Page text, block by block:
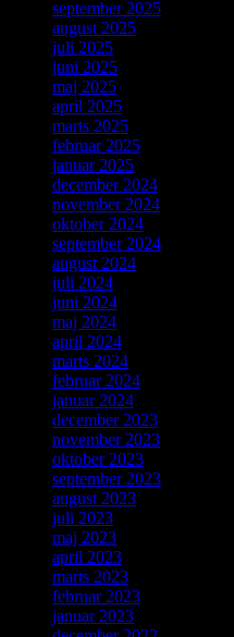
september 2025
august 2025
juli 2025
juni 2025
maj 2025
april 2025
marts 2025
februar 2025
januar 2025
december 2024
november 2024
oktober 2024
september 2024
august 2024
juli 2024
juni 2024
maj 2024
april 2024
marts 2024
februar 2024
januar 2024
december 2023
november 2023
oktober 2023
september 2023
august 2023
juli 2023
maj 2023
april 2023
marts 2023
februar 2023
januar 2023